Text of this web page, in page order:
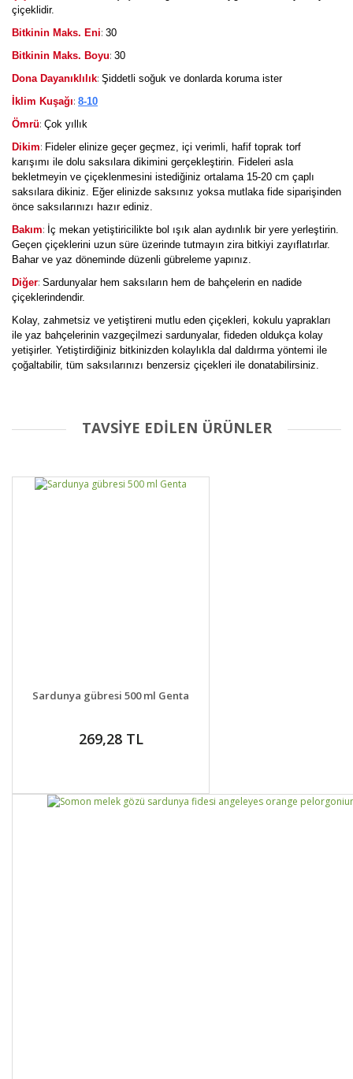
çiçeklidir.
Bitkinin Maks. Eni: 30
Bitkinin Maks. Boyu: 30
Dona Dayanıklılık: Şiddetli soğuk ve donlarda koruma ister
İklim Kuşağı: 8-10
Ömrü: Çok yıllık
Dikim: Fideler elinize geçer geçmez, içi verimli, hafif toprak torf
karışımı ile dolu saksılara dikimini gerçekleştirin. Fideleri asla
bekletmeyin ve çiçeklenmesini istediğiniz ortalama 15-20 cm çaplı
saksılara dikiniz. Eğer elinizde saksınız yoksa mutlaka fide siparişinden
önce saksılarınızı hazır ediniz.
Bakım: İç mekan yetiştiricilikte bol ışık alan aydınlık bir yere yerleştirin.
Geçen çiçeklerini uzun süre üzerinde tutmayın zira bitkiyi zayıflatırlar.
Bahar ve yaz döneminde düzenli gübreleme yapınız.
Diğer: Sardunyalar hem saksıların hem de bahçelerin en nadide
çiçeklerindendir.
Kolay, zahmetsiz ve yetiştireni mutlu eden çiçekleri, kokulu yaprakları
ile yaz bahçelerinin vazgeçilmezi sardunyalar, fideden oldukça kolay
yetişirler. Yetiştirdiğiniz bitkinizden kolaylıkla dal daldırma yöntemi ile
çoğaltabilir, tüm saksılarınızı benzersiz çiçekleri ile donatabilirsiniz.
Bu ürüne ilk yorumu siz yapın!
Yorum Yaz
TAVSİYE EDİLEN ÜRÜNLER
DETAYLAR SEPETE EKLE
Sardunya gübresi 500 ml Genta
269,28 TL